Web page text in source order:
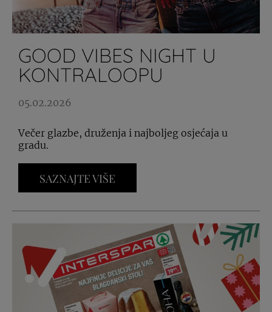
GOOD VIBES NIGHT U
KONTRALOOPU
05.02.2026
Večer glazbe, druženja i najboljeg osjećaja u
gradu.
SAZNAJTE VIŠE